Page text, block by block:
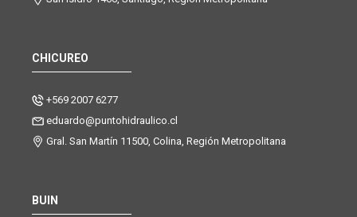
CHICUREO
+569 2007 6277
eduardo@puntohidraulico.cl
Gral. San Martín 11500, Colina, Región Metropolitana
BUIN